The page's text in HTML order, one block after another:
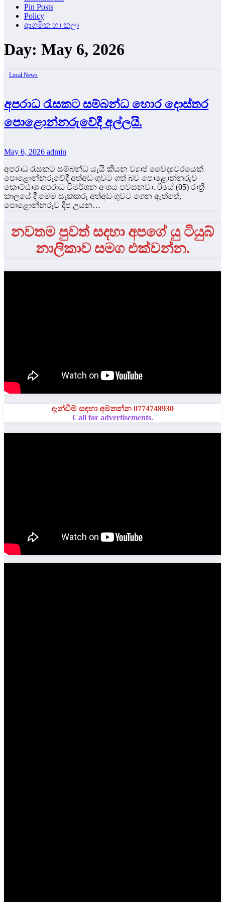
Pin Posts
Policy
ආගමික හා කලා
Day: May 6, 2026
Local News
අපරාධ රැසකට සම්බන්ධ හොර දොස්තර
පොළොන්නරුවේදී අල්ලයි.
May 6, 2026 admin
අපරාධ රැසකට සම්බන්ධ යැයි කියන ව්‍යාජ වෛද්‍යවරයෙක්
පොළොන්නරුවේදී අත්අඩංගුවට ගත් බව පොළොන්නරුව
කොට්ඨාශ අපරාධ විමර්ශන අංශය පවසනවා. ඊයේ (05) රාත්‍රී
කාලයේ දී මෙම සැකකරු අත්අඩංගුවට ගෙන ඇත්තේ,
පොළොන්නරුව දීප උයන…
නවතම පුවත් සදහා අපගේ යු ටියුබ්
නාලිකාව සමග එක්වන්න.
දැන්වීම් සඳහා අමතන්න 0774748930
Call for advertisements.